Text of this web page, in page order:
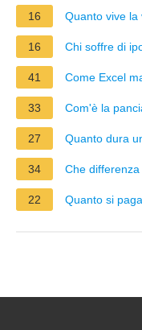
16 Quanto vive la
16 Chi soffre di
41 Come Excel
33 Com'è la
27 Quanto dura
34 Che
22 Quanto si